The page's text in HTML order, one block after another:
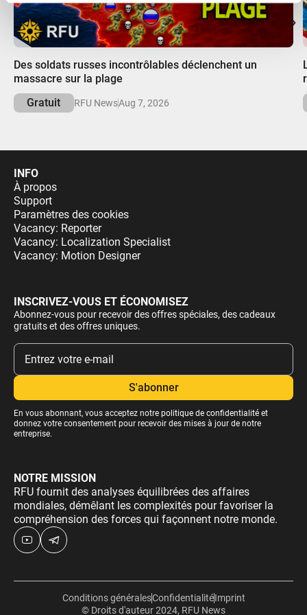
ou qu'ils ont collectées lors de votre utilisation de leurs
services.
Des soldats russes incontrôlables déclenchent un
massacre sur la plage
Gratuit
RFU NewsAug 7, 2026
INFO
À propos
Support
Paramètres des cookies
Vacancy: Reporter
Vacancy: Localization Specialist
Vacancy: Motion Designer
INSCRIVEZ-VOUS ET ÉCONOMISEZ
Abonnez-vous pour recevoir des offres spéciales, des cadeaux
gratuits et des offres uniques.
En vous abonnant, vous acceptez notre politique de confidentialitéet
donnez votre consentement pour recevoir des mises à jour de notre
entreprise.
NOTRE MISSION
RFU fournit des analyses équilibrées des affaires
mondiales, démêlant les complexités pour favoriser la
compréhension des forces qui façonnent notre monde.
© Droits d'auteur 2024, RFU News
Conditions généralesConfidentialitéImprint